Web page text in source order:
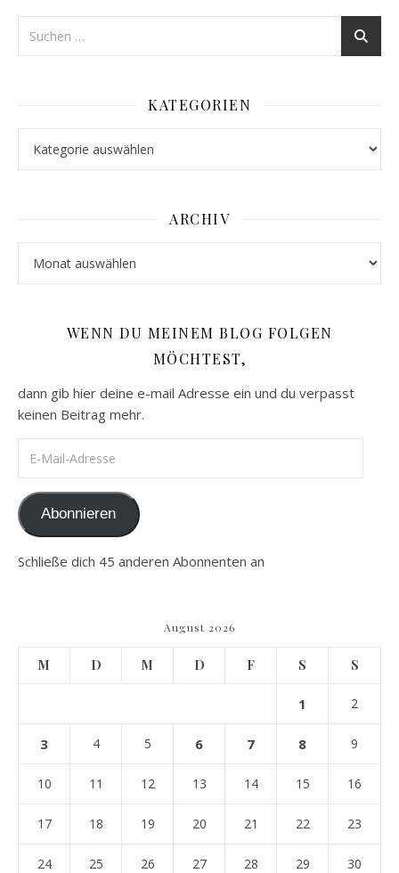
KATEGORIEN
ARCHIV
WENN DU MEINEM BLOG FOLGEN
MÖCHTEST,
dann gib hier deine e-mail Adresse ein und du verpasst
keinen Beitrag mehr.
Abonnieren
Schließe dich 45 anderen Abonnenten an
August 2026
M D M D F S S
1 2
3 4 5 6 7 8 9
10 11 12 13 14 15 16
17 18 19 20 21 22 23
24 25 26 27 28 29 30